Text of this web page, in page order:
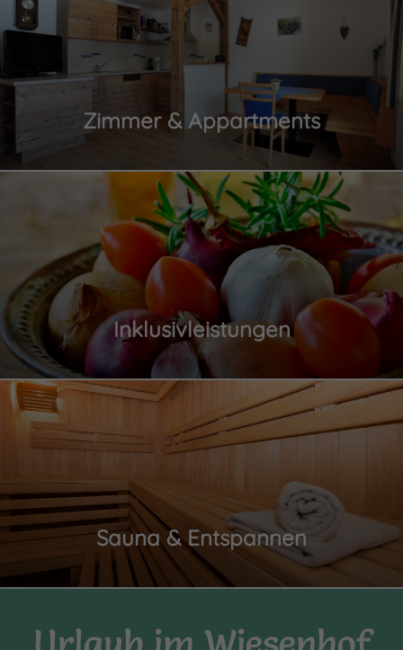
Zimmer & Appartments
Inklusivleistungen
Sauna & Entspannen